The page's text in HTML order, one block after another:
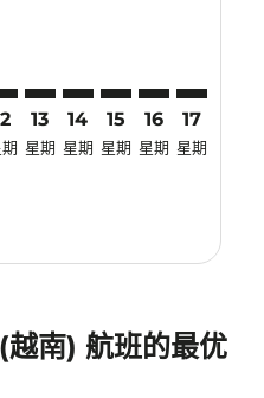
13
星期
14
星期
15
星期
16
星期
17
星期
南) 航班的最优